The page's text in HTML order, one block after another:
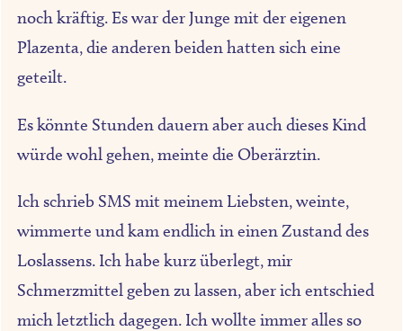
noch kräftig. Es war der Junge mit der eigenen
Plazenta, die anderen beiden hatten sich eine
geteilt.
Es könnte Stunden dauern aber auch dieses Kind
würde wohl gehen, meinte die Oberärztin.
Ich schrieb SMS mit meinem Liebsten, weinte,
wimmerte und kam endlich in einen Zustand des
Loslassens. Ich habe kurz überlegt, mir
Schmerzmittel geben zu lassen, aber ich entschied
mich letztlich dagegen. Ich wollte immer alles so